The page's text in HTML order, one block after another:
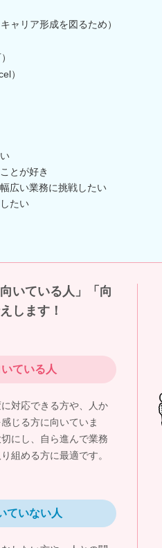
リア形成を図るため）
）
とが好き
広い業務に挑戦したい
たい
いている人」「向
します！
ている人
対応できる方や、人か
じる方に向いていま
にし、自ら進んで業務
組める方に最適です。
ていない人